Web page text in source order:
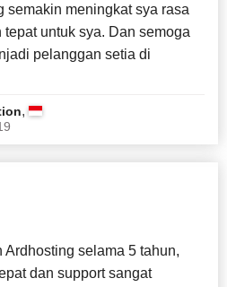
semakin meningkat sya rasa
untuk sya. Dan semoga
pelanggan setia di
,
selama 5 tahun,
dan support sangat